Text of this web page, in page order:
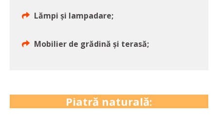
Lămpi și lampadare;
Mobilier de grădină și terasă;
Piatră naturală: